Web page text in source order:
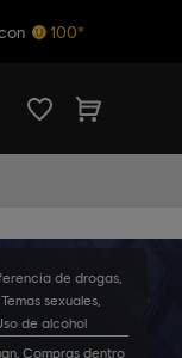
100*
de drogas,
sexuales,
de alcohol
Compras dentro